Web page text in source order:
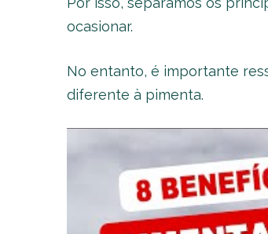
ocasionar.
No entanto, é importante
diferente à pimenta.